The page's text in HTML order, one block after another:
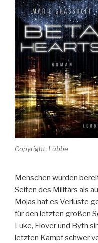
Copyright: Lübbe
Menschen wurden
Seiten des Militärs als
Mojas hat es Verluste
für den letzten großen
Luke, Flover und Byth
letzten Kampf schwer